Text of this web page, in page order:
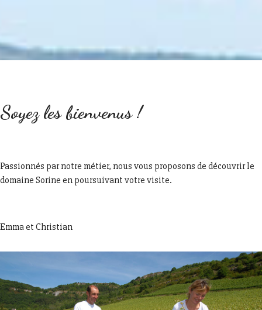
Soyez les bienvenus !
Passionnés par notre métier, nous vous proposons de découvrir le
domaine Sorine en poursuivant votre visite.
Emma et Christian